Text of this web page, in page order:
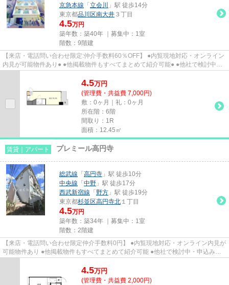
京急本線 「 立会川
」駅 徒歩14分
東京都品川区南大井 ３丁目
4.5万円
築年数：築40年 ｜募集中： 1室
階数：9階建
【来店・電話問い合わせ限定:仲介手数料60％OFF】 ●内覧現地対応・オンライン
内見が可能物件あり● ●他掲載物件もすべてまとめて紹介可能● ●他社で検討中・
4.5万円
(管理費・共益費 7,000円)
敷：0ヶ月｜礼：0ヶ月
所在階：6階
間取り：1R
面積：12.45㎡
賃貸｜アパート プレミール高円寺
総武線 「 高円寺 」駅 徒歩10分
中央線 「 中野 」駅 徒歩17分
西武新宿線 「 野方 」駅 徒歩19分
東京都杉並区高円寺北 １丁目
4.5万円
築年数：築34年 ｜募集中： 1室
階数：2階建
【来店・電話問い合わせ限定仲介手数料0円】 ●内覧現地対応・オンライン内見が
可能物件あり ●他掲載物件もすべてまとめて紹介可能 ●他社で検討中・申込み済
4.5万円
(管理費・共益費 2,000円)